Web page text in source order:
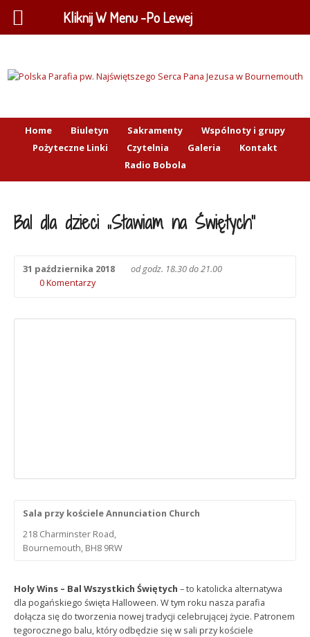
Home Biuletyn Sakramenty
Wspólnoty i grupy
Pożyteczne Linki
Czytelnia Galeria
Kontakt
Radio Bobola
Bal dla dzieci „Stawiam na Świętych”
31 października 2018
od godz. 18.30 do 21.00
0 Komentarzy
Sala przy kościele Annunciation Church
218 Charminster Road,
Bournemouth, BH8 9RW
Holy Wins – Bal Wszystkich Świętych – to katolicka alternatywa
dla pogańskiego święta Halloween. W tym roku nasza parafia
dołącza się do tworzenia nowej tradycji celebrującej życie. Patronem
tegorocznego balu, który odbędzie się w sali przy kościele
Kliknij W Menu -Po Lewej